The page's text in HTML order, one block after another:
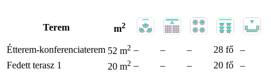
Terem m2
Étterem-konferenciaterem 52 m2 – – – 28 fő
–
Fedett terasz 1
20 m2 – – – 20 fő
–